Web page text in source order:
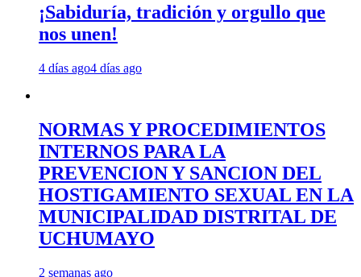
¡Sabiduría, tradición y orgullo que
nos unen!
4 días ago4 días ago
NORMAS Y PROCEDIMIENTOS
INTERNOS PARA LA
PREVENCION Y SANCION DEL
HOSTIGAMIENTO SEXUAL EN LA
MUNICIPALIDAD DISTRITAL DE
UCHUMAYO
2 semanas ago